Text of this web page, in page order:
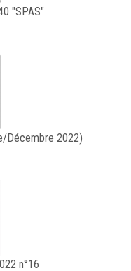
"SPAS"
Décembre 2022)
n°16